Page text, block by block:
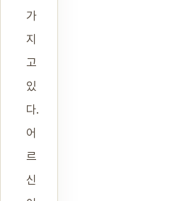
가
지
고
있
다.
어
르
신